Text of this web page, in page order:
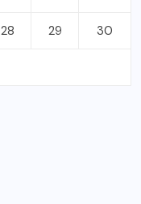
28 29 30